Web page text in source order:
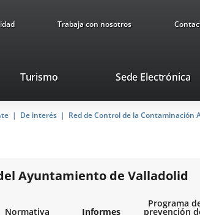
Trabaja con nosotros
TurismoEste
se
abrirá
nueva.
Sede Electrónica
De interés
Red de Control de la Contaminación
Ayuntamiento de Valladolid
Normativa Informes
Programa
prevención